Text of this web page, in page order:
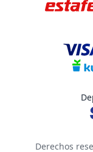
Derechos